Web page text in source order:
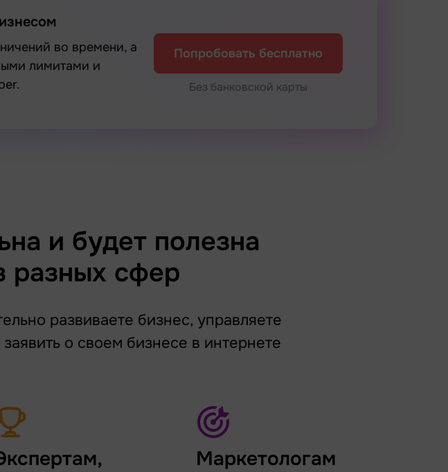
лимитами и
Попробовать бесплатно
Без банковской карты
и будет полезна
разных сфер
развиваете бизнес, управляете
о своем бизнесе в интернете
Маркетологам